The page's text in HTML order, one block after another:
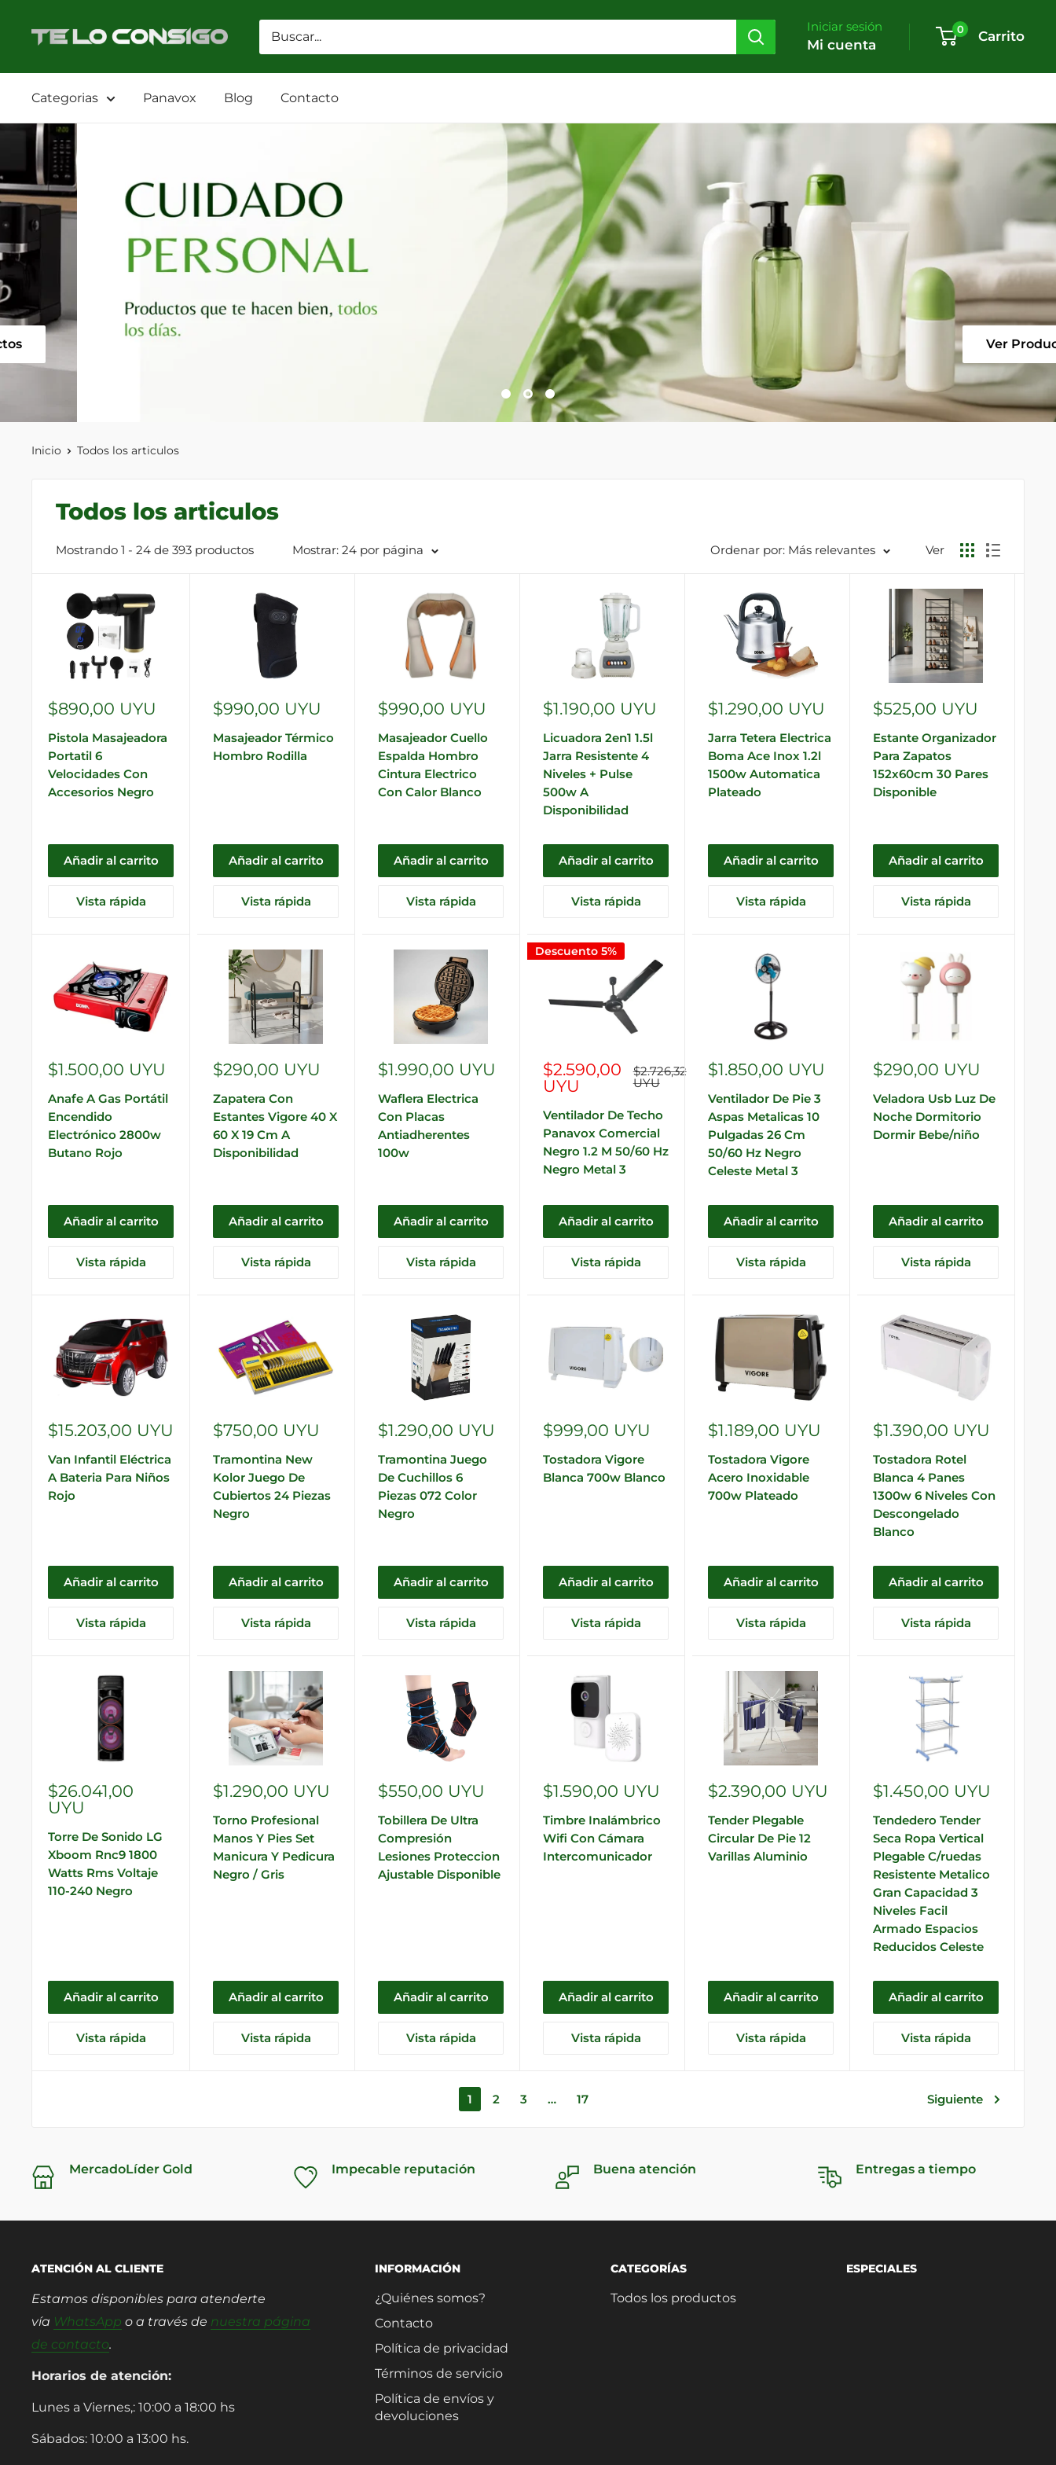
directamente
TELOCONSIGO
Iniciar sesión
Mi cuenta
0 Carrito
Categorias Panavox Blog Contacto
Ver Productos
Inicio Todos los articulos
Todos los articulos
Mostrando 1 - 24 de 393 productos Mostrar: 24 por página Ordenar por: Más relevantes Ver
Precio
venta
$890,00 UYU
Pistola Masajeadora
Portatil 6
Velocidades Con
Accesorios Negro
Añadir al carrito
Vista rápida
Precio
venta
$990,00 UYU
Masajeador Térmico
Hombro Rodilla
Añadir al carrito
Vista rápida
Precio
venta
$990,00 UYU
Masajeador Cuello
Espalda Hombro
Cintura Electrico
Con Calor Blanco
Añadir al carrito
Vista rápida
Precio
venta
$1.190,00 UYU
Licuadora 2en1 1.5l
Jarra Resistente 4
Niveles + Pulse
500w A
Disponibilidad
Añadir al carrito
Vista rápida
Precio
venta
$1.290,00 UYU
Jarra Tetera Electrica
Boma Ace Inox 1.2l
1500w Automatica
Plateado
Añadir al carrito
Vista rápida
Precio
venta
$525,00 UYU
Estante Organizador
Para Zapatos
152x60cm 30 Pares
Disponible
Añadir al carrito
Vista rápida
Precio
venta
$1.500,00 UYU
Anafe A Gas Portátil
Encendido
Electrónico 2800w
Butano Rojo
Añadir al carrito
Vista rápida
Precio
venta
$290,00 UYU
Zapatera Con
Estantes Vigore 40 X
60 X 19 Cm A
Disponibilidad
Añadir al carrito
Vista rápida
Precio
venta
$1.990,00 UYU
Waflera Electrica
Con Placas
Antiadherentes
100w
Añadir al carrito
Vista rápida
Descuento 5%
Precio
de
$2.590,00
UYU
Precio
habitual
$2.726,32
UYU
Ventilador De Techo
Panavox Comercial
Negro 1.2 M 50/60 Hz
Negro Metal 3
Añadir al carrito
Vista rápida
Precio
venta
$1.850,00 UYU
Ventilador De Pie 3
Aspas Metalicas 10
Pulgadas 26 Cm
50/60 Hz Negro
Celeste Metal 3
Añadir al carrito
Vista rápida
Precio
venta
$290,00 UYU
Veladora Usb Luz De
Noche Dormitorio
Dormir Bebe/niño
Añadir al carrito
Vista rápida
Precio
venta
$15.203,00 UYU
Van Infantil Eléctrica
A Bateria Para Niños
Rojo
Añadir al carrito
Vista rápida
Precio
venta
$750,00 UYU
Tramontina New
Kolor Juego De
Cubiertos 24 Piezas
Negro
Añadir al carrito
Vista rápida
Precio
venta
$1.290,00 UYU
Tramontina Juego
De Cuchillos 6
Piezas 072 Color
Negro
Añadir al carrito
Vista rápida
Precio
venta
$999,00 UYU
Tostadora Vigore
Blanca 700w Blanco
Añadir al carrito
Vista rápida
Precio
venta
$1.189,00 UYU
Tostadora Vigore
Acero Inoxidable
700w Plateado
Añadir al carrito
Vista rápida
Precio
venta
$1.390,00 UYU
Tostadora Rotel
Blanca 4 Panes
1300w 6 Niveles Con
Descongelado
Blanco
Añadir al carrito
Vista rápida
Precio
de
$26.041,00
UYU
Torre De Sonido LG
Xboom Rnc9 1800
Watts Rms Voltaje
110-240 Negro
Añadir al carrito
Vista rápida
Precio
venta
$1.290,00 UYU
Torno Profesional
Manos Y Pies Set
Manicura Y Pedicura
Negro / Gris
Añadir al carrito
Vista rápida
Precio
venta
$550,00 UYU
Tobillera De Ultra
Compresión
Lesiones Proteccion
Ajustable Disponible
Añadir al carrito
Vista rápida
Precio
venta
$1.590,00 UYU
Timbre Inalámbrico
Wifi Con Cámara
Intercomunicador
Añadir al carrito
Vista rápida
Precio
venta
$2.390,00 UYU
Tender Plegable
Circular De Pie 12
Varillas Aluminio
Añadir al carrito
Vista rápida
Precio
venta
$1.450,00 UYU
Tendedero Tender
Seca Ropa Vertical
Plegable C/ruedas
Resistente Metalico
Gran Capacidad 3
Niveles Facil
Armado Espacios
Reducidos Celeste
Añadir al carrito
Vista rápida
1 2 3 … 17 Siguiente
MercadoLíder Gold Impecable reputación Buena atención Entregas a tiempo
ATENCIÓN AL CLIENTE
Estamos disponibles para atenderte
vía WhatsApp o a través de nuestra página
de contacto.
Horarios de atención:
Lunes a Viernes,: 10:00 a 18:00 hs
Sábados: 10:00 a 13:00 hs.
INFORMACIÓN
¿Quiénes somos?
Contacto
Política de privacidad
Términos de servicio
Política de envíos y
devoluciones
CATEGORÍAS
Todos los productos
ESPECIALES